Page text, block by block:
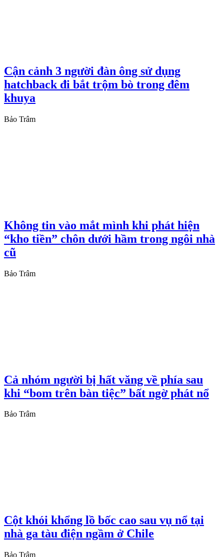
Cận cảnh 3 người đàn ông sử dụng
hatchback đi bắt trộm bò trong đêm
khuya
Bảo Trâm
Không tin vào mắt mình khi phát hiện
“kho tiền” chôn dưới hầm trong ngôi nhà
cũ
Bảo Trâm
Cả nhóm người bị hất văng về phía sau
khi “bom trên bàn tiệc” bất ngờ phát nổ
Bảo Trâm
Cột khói khổng lồ bốc cao sau vụ nổ tại
nhà ga tàu điện ngầm ở Chile
Bảo Trâm